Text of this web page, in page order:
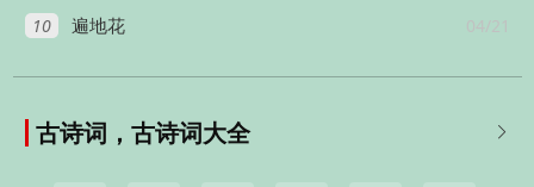
10 04/21
遍地花

古诗词，古诗词大全